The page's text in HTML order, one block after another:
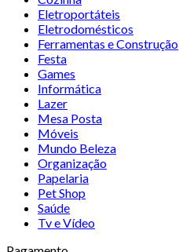
Eletroportáteis
Eletrodomésticos
Ferramentas e Construção
Festa
Games
Informática
Lazer
Mesa Posta
Móveis
Mundo Beleza
Organização
Papelaria
Pet Shop
Saúde
Tv e Vídeo